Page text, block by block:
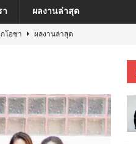
า ผลงานล่าสุด
โอชา
ผลงานล่าสุด
ผลงานล่าสุด
อบ 60 ปี รถไฟฟ้าสายสีชมพู